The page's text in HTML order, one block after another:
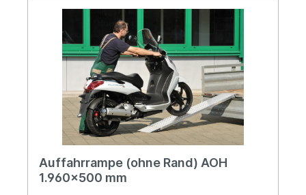
Auffahrrampe (ohne Rand) AOH
1.960x500 mm